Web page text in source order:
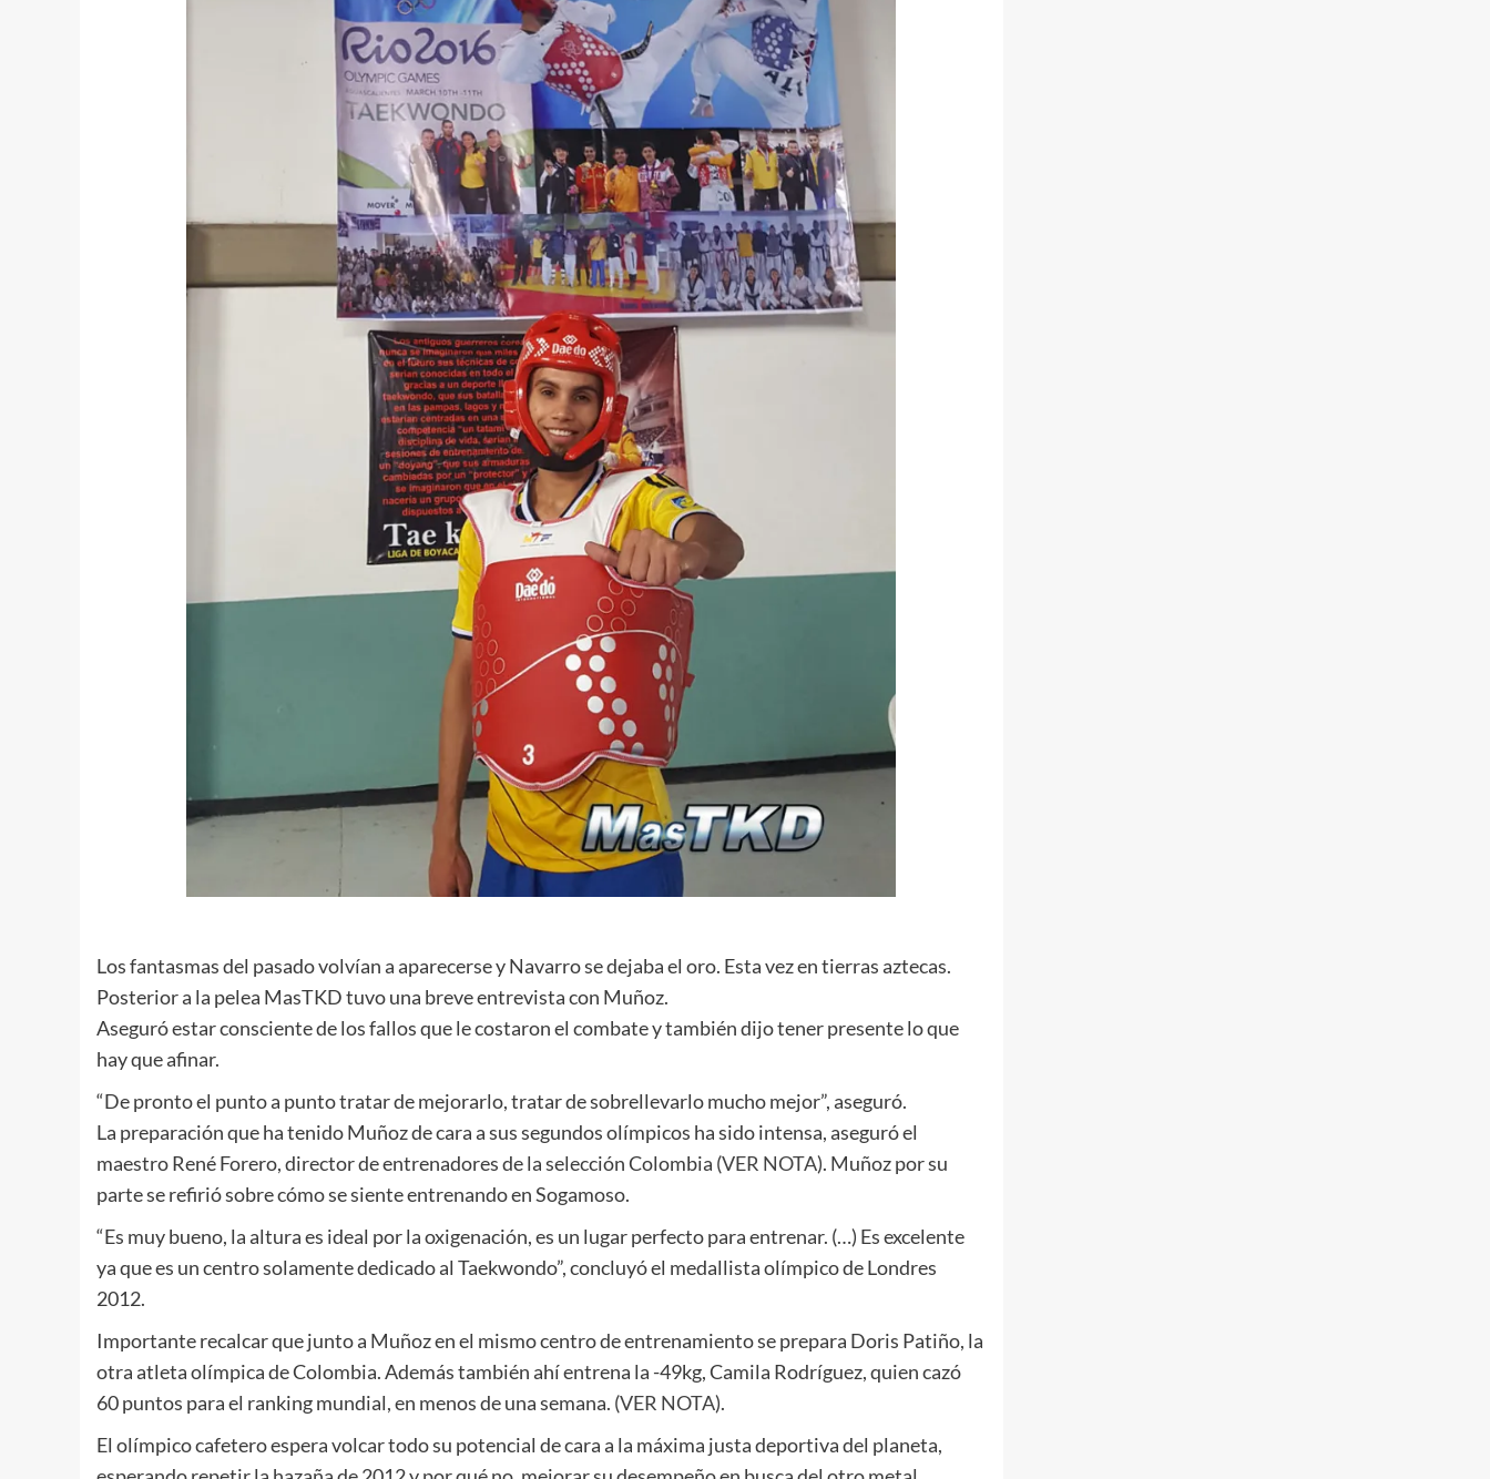
Los fantasmas del pasado volvían a aparecerse y Navarro se dejaba el oro. Esta vez en tierras aztecas.
Posterior a la pelea MasTKD tuvo una breve entrevista con Muñoz.
Aseguró estar consciente de los fallos que le costaron el combate y también dijo tener presente lo que
hay que afinar.
“De pronto el punto a punto tratar de mejorarlo, tratar de sobrellevarlo mucho mejor”, aseguró.
La preparación que ha tenido Muñoz de cara a sus segundos olímpicos ha sido intensa, aseguró el
maestro René Forero, director de entrenadores de la selección Colombia (VER NOTA). Muñoz por su
parte se refirió sobre cómo se siente entrenando en Sogamoso.
“Es muy bueno, la altura es ideal por la oxigenación, es un lugar perfecto para entrenar. (…) Es excelente
ya que es un centro solamente dedicado al Taekwondo”, concluyó el medallista olímpico de Londres
2012.
Importante recalcar que junto a Muñoz en el mismo centro de entrenamiento se prepara Doris Patiño, la
otra atleta olímpica de Colombia. Además también ahí entrena la -49kg, Camila Rodríguez, quien cazó
60 puntos para el ranking mundial, en menos de una semana. (VER NOTA).
El olímpico cafetero espera volcar todo su potencial de cara a la máxima justa deportiva del planeta,